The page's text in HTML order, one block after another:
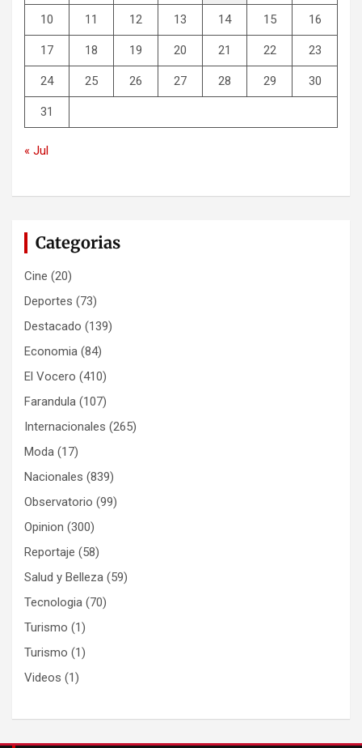
10 11 12 13 14 15 16
17 18 19 20 21 22 23
24 25 26 27 28 29 30
31
« Jul
Categorias
Cine (20)
Deportes (73)
Destacado (139)
Economia (84)
El Vocero (410)
Farandula (107)
Internacionales (265)
Moda (17)
Nacionales (839)
Observatorio (99)
Opinion (300)
Reportaje (58)
Salud y Belleza (59)
Tecnologia (70)
Turismo (1)
Turismo (1)
Videos (1)